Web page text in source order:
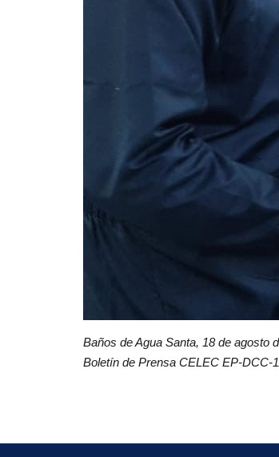
Baños de Agua Santa, 18 de agosto
Boletín de Prensa CELEC EP-DCC-